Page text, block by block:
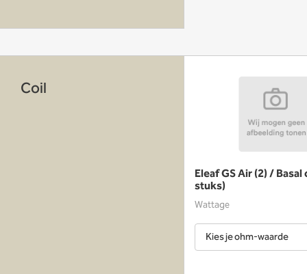
Coil
Eleaf GS Air (2) / Basal
stuks)
Wattage
Kies je ohm-waarde